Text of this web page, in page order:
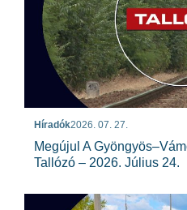
Híradók2026. 07. 27.
Megújul A
Tallózó – 2026. Július 24.